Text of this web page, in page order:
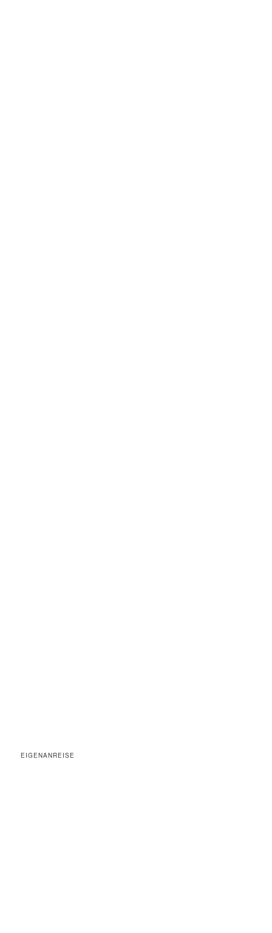
EIGENANREISE